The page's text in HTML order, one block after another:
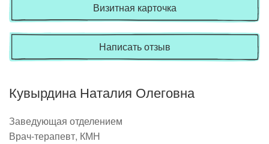
Визитная карточка
Написать отзыв
Кувырдина Наталия Олеговна
Заведующая отделением
Врач-терапевт, КМН